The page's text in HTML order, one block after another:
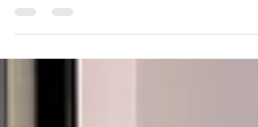
Innovationen in der Textil-
und Modebranche